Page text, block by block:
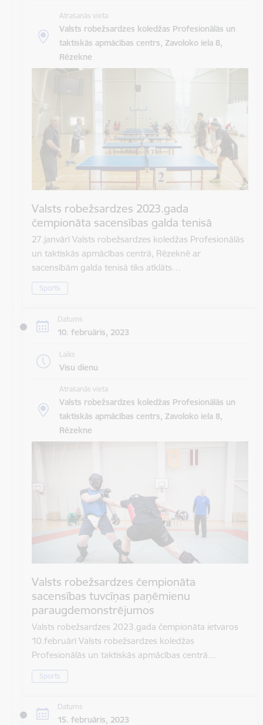
Atrašanās vieta
Valsts robežsardzes koledžas Profesionālās un
taktiskās apmācības centrs, Zavoloko iela 8,
Rēzekne
Valsts robežsardzes 2023.gada
čempionāta sacensības galda tenisā
27.janvārī Valsts robežsardzes koledžas Profesionālās
un taktiskās apmācības centrā, Rēzeknē ar
sacensībām galda tenisā tiks atklāts…
Sports
Datums
10. februāris, 2023
Laiks
Visu dienu
Atrašanās vieta
Valsts robežsardzes koledžas Profesionālās un
taktiskās apmācības centrs, Zavoloko iela 8,
Rēzekne
Valsts robežsardzes čempionāta
sacensības tuvcīņas paņēmienu
paraugdemonstrējumos
Valsts robežsardzes 2023.gada čempionāta ietvaros
10.februārī Valsts robežsardzes koledžas
Profesionālās un taktiskās apmācības centrā…
Sports
Datums
15. februāris, 2023